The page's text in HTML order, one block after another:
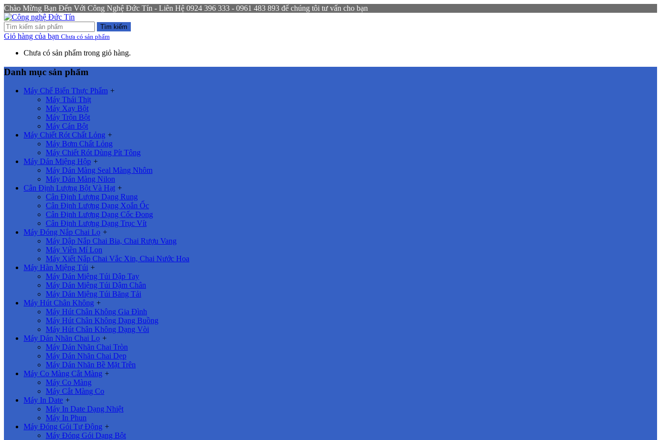
Chào Mừng Bạn Đến Với Công Nghệ Đức Tín - Liên Hệ 0924 396 333 - 0961 483 893 để chúng tôi tư vấn cho bạn
Tìm kiếm
Giỏ hàng của bạn Chưa có sản phẩm
Chưa có sản phẩm trong giỏ hàng.
Danh mục sản phẩm
Máy Chế Biến Thực Phẩm +
Máy Thái Thịt
Máy Xay Bột
Máy Trộn Bột
Máy Cán Bột
Máy Chiết Rót Chất Lỏng +
Máy Bơm Chất Lỏng
Máy Chiết Rót Dùng Pít Tông
Máy Dán Miệng Hộp +
Máy Dán Màng Seal Màng Nhôm
Máy Dán Màng Nilon
Cân Định Lượng Bột Và Hạt +
Cân Định Lượng Dạng Rung
Cân Định Lượng Dạng Xoắn Ốc
Cân Định Lượng Dạng Cốc Đong
Cân Định Lượng Dạng Trục Vít
Máy Đóng Nắp Chai Lọ +
Máy Dập Nắp Chai Bia, Chai Rượu Vang
Máy Viền Mí Lon
Máy Xiết Nắp Chai Vắc Xin, Chai Nước Hoa
Máy Hàn Miệng Túi +
Máy Dán Miệng Túi Dập Tay
Máy Dán Miệng Túi Dậm Chân
Máy Dán Miệng Túi Băng Tải
Máy Hút Chân Không +
Máy Hút Chân Không Gia Đình
Máy Hút Chân Không Dạng Buồng
Máy Hút Chân Không Dạng Vòi
Máy Dán Nhãn Chai Lọ +
Máy Dán Nhãn Chai Tròn
Máy Dán Nhãn Chai Dẹp
Máy Dán Nhãn Bề Mặt Trên
Máy Co Màng Cắt Màng +
Máy Co Màng
Máy Cắt Màng Co
Máy In Date +
Máy In Date Dạng Nhiệt
Máy In Phun
Máy Đóng Gói Tự Động +
Máy Đóng Gói Dạng Bột